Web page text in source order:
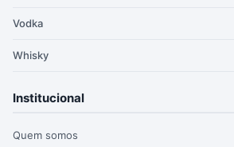
Vodka
Whisky
Institucional
Quem somos